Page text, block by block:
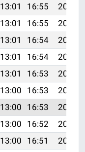
13:01 16:55
20:13
13:01 16:55
20:12
13:01 16:54
20:11
13:01 16:54
20:10
13:01 16:53
20:08
13:00 16:53
20:07
13:00 16:53
20:06
13:00 16:52
20:05
13:00 16:51
20:03